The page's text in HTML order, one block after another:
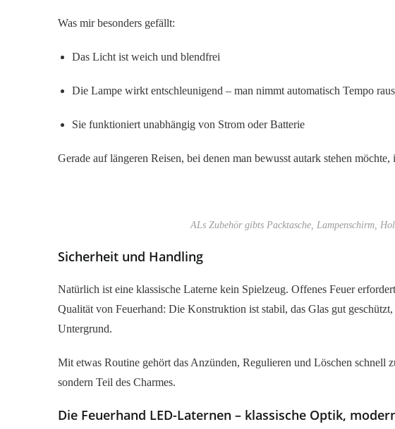
Was mir besonders gefällt:
Das Licht ist weich und blendfrei
Die Lampe wirkt entschleunigend – man nimmt automatisch Tempo raus
Sie funktioniert unabhängig von Strom oder Batterie
Gerade auf längeren Reisen, bei denen man bewusst autark stehen
ALs Zubehör gibts Packtasche, Lampenschirm,
Sicherheit und Handling
Natürlich ist eine klassische Laterne kein Spielzeug. Offenes Feuer
Qualität von Feuerhand: Die Konstruktion ist stabil, das Glas gut
Untergrund.
Mit etwas Routine gehört das Anzünden, Regulieren und Löschen schnell
sondern Teil des Charmes.
Die Feuerhand LED-Laternen – klassische Optik,